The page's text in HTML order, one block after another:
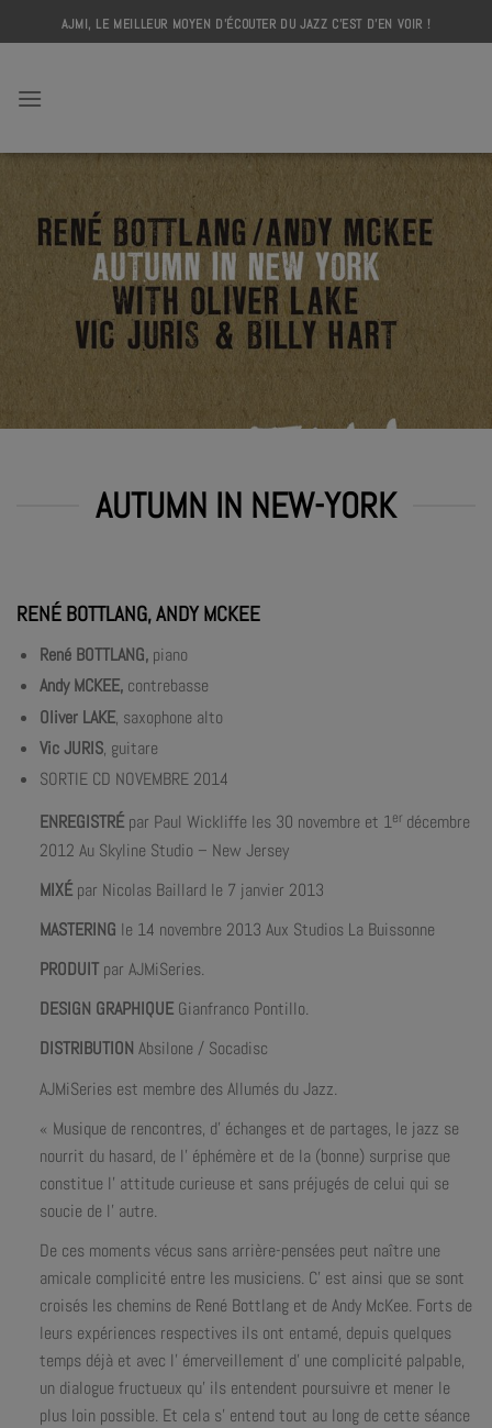
to
AJMI, LE MEILLEUR MOYEN D'ÉCOUTER DU JAZZ C'EST D'EN VOIR !
AUTUMN IN NEW-YORK
RENÉ BOTTLANG, ANDY MCKEE
René BOTTLANG, piano
Andy MCKEE,contrebasse
Oliver LAKE, saxophone alto
Vic JURIS, guitare
SORTIE CD NOVEMBRE 2014
ENREGISTRÉ par Paul Wickliffe les 30 novembre et 1er décembre
2012 Au Skyline Studio – New Jersey
MIXÉ par Nicolas Baillard le 7 janvier 2013
MASTERING le 14 novembre 2013 Aux Studios La Buissonne
PRODUIT par AJMiSeries.
DESIGN GRAPHIQUE Gianfranco Pontillo.
DISTRIBUTION Absilone / Socadisc
AJMiSeries est membre des Allumés du Jazz.
« Musique de rencontres, d’ échanges et de partages, le jazz se
nourrit du hasard, de l’ éphémère et de la (bonne) surprise que
constitue l’ attitude curieuse et sans préjugés de celui qui se
soucie de l’ autre.
De ces moments vécus sans arrière-pensées peut naître une
amicale complicité entre les musiciens. C’ est ainsi que se sont
croisés les chemins de René Bottlang et de Andy McKee. Forts de
leurs expériences respectives ils ont entamé, depuis quelques
temps déjà et avec l’ émerveillement d’ une complicité palpable,
un dialogue fructueux qu’ ils entendent poursuivre et mener le
plus loin possible. Et cela s’ entend tout au long de cette séance